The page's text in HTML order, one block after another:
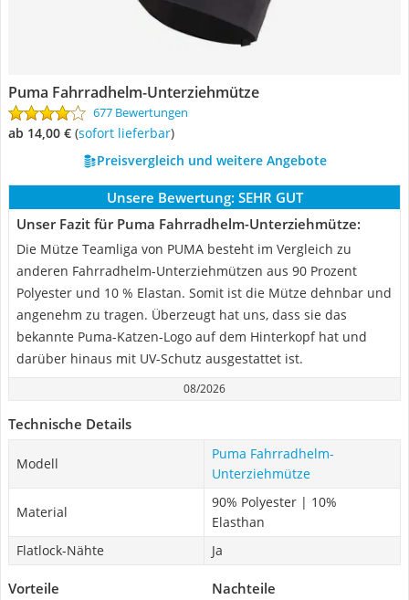
Puma Fahrradhelm-Unterziehmütze
677 Bewertungen
ab 14,00 € ( Sofort lieferbar)
Preisvergleich und weitere Angebote
Unsere Bewertung: SEHR GUT
Unser Fazit für Puma Fahrradhelm-Unterziehmütze:
Die Mütze Teamliga von PUMA besteht im Vergleich zu
anderen Fahrradhelm-Unterziehmützen aus 90 Prozent
Polyester und 10 % Elastan. Somit ist die Mütze dehnbar und
angenehm zu tragen. Überzeugt hat uns, dass sie das
bekannte Puma-Katzen-Logo auf dem Hinterkopf hat und
darüber hinaus mit UV-Schutz ausgestattet ist.
08/2026
Technische Details
Modell
Puma Fahrradhelm-
Unterziehmütze
Material
90% Polyester | 10%
Elasthan
Flatlock-Nähte
Ja
Vorteile Nachteile